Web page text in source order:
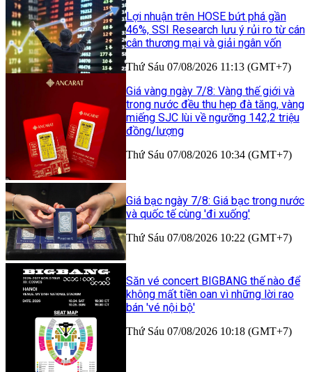
Lợi nhuận trên HOSE bứt phá gần
46%, SSI Research lưu ý rủi ro từ cán
cân thương mại và giải ngân vốn
Thứ Sáu 07/08/2026 11:13 (GMT+7)
Giá vàng ngày 7/8: Vàng thế giới và
trong nước đều thu hẹp đà tăng, vàng
miếng SJC lùi về ngưỡng 142,2 triệu
đồng/lượng
Thứ Sáu 07/08/2026 10:34 (GMT+7)
Giá bạc ngày 7/8: Giá bạc trong nước
và quốc tế cùng 'đi xuống'
Thứ Sáu 07/08/2026 10:22 (GMT+7)
Săn vé concert BIGBANG thế nào để
không mất tiền oan vì những lời rao
bán 'vé nội bộ'
Thứ Sáu 07/08/2026 10:18 (GMT+7)